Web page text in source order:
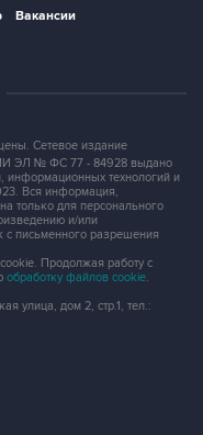
Вакансии
Сетевое издание
ЭЛ № ФС 77 - 84928 выдано
информационных технологий и
Вся информация,
только для персонального
и/или
с письменного разрешения
Продолжая работу с
обработку файлов cookie.
улица, дом 2, стр.1, тел.: